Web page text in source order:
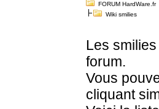
FORUM HardWare.fr
Wiki smilies
Les
forum.
Vous
cliquant